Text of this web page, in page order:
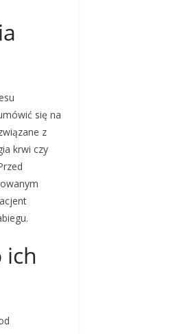
się na
z
krwi czy
ich